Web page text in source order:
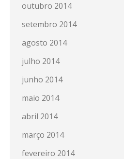
outubro 2014
setembro 2014
agosto 2014
julho 2014
junho 2014
maio 2014
abril 2014
março 2014
fevereiro 2014